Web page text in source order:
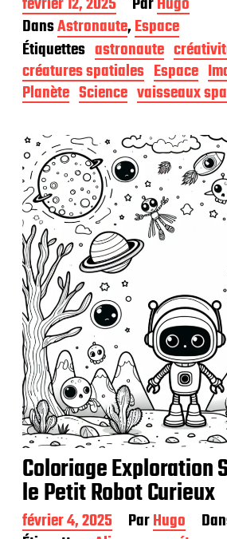
a
t
e
d
e
p
b
l
i
c
a
t
i
o
n
DansAstronaute,Espace
Étiquettes astronaute
créatures spatiales Espace
Planète Science vaisseaux
Coloriage Exploration
le Petit Robot Curieux
D
février 4, 2025 ParHugo